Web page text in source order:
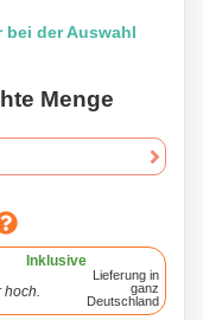
bei der Auswahl
Menge
Inklusive
hoch.
Lieferung in
ganz
Deutschland